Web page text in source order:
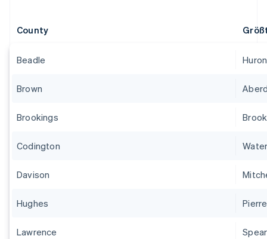
County
Beadle Huron
Brown
Brookings
Codington
Davison
Hughes Pierre
Lawrence